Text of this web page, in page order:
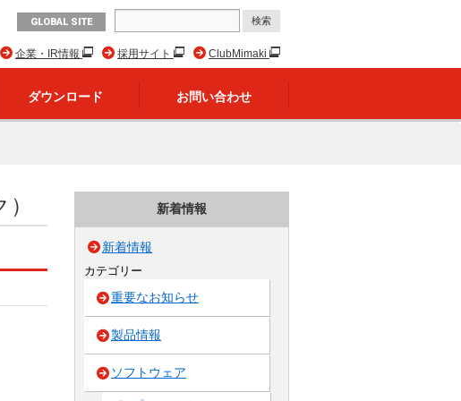
GLOBAL SITE
ClubMimaki
採用サイト
企業・IR情報
ダウンロード お問い合わせ
新着情報
新着情報
カテゴリー
重要なお知らせ
製品情報
ソフトウェア